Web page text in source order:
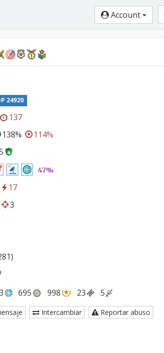
Account
24920
137
138%
114%
47%
17
3
695 998 23 5
Intercambiar Reportar abuso